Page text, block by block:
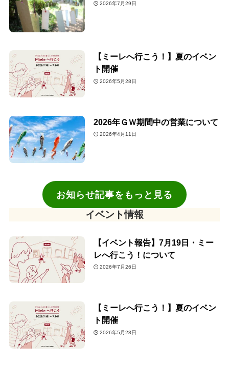
2026年7月29日
【ミーレへ行こう！】夏のイベン
ト開催
2026年5月28日
2026年ＧＷ期間中の営業について
2026年4月11日
お知らせ記事をもっと見る
イベント情報
【イベント報告】7月19日・ミー
レへ行こう！について
2026年7月26日
【ミーレへ行こう！】夏のイベン
ト開催
2026年5月28日